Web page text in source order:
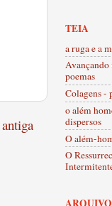
TEIA
a ruga e a
Avançando
poemas
Colagens -
o além
dispersos
O além-
O
ARQUIVO